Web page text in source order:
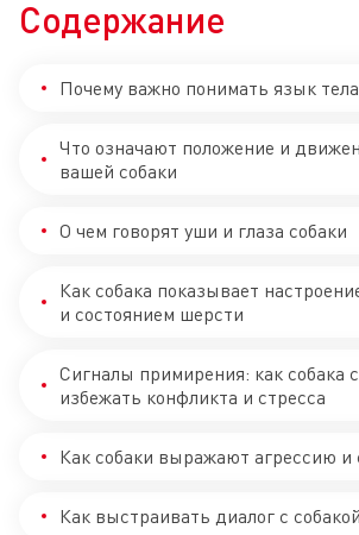
Содержание
Почему важно понимать язык
Что означают положение и
вашей собаки
О чем говорят уши и глаза собаки
Как собака показывает
и состоянием шерсти
Сигналы примирения: как собака
избежать конфликта и стресса
Как собаки выражают агрессию и
Как выстраивать диалог с